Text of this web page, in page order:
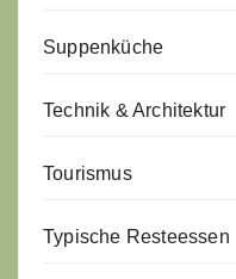
Suppenküche
Technik & Architektur
Tourismus
Typische Resteessen